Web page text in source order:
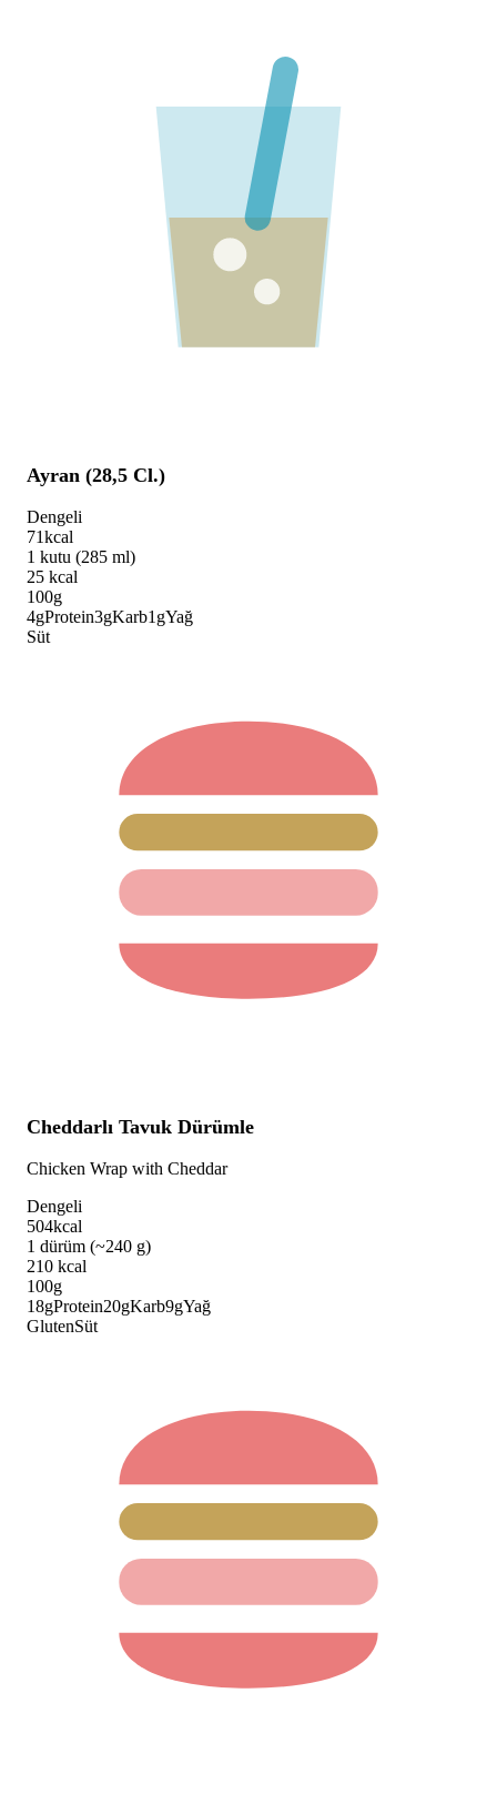
Ayran (28,5 Cl.)
Dengeli
71kcal
1 kutu (285 ml)
25 kcal
100g
4gProtein3gKarb1 gYağ
Süt
Cheddarlı Tavuk Dürümle
Chicken Wrap with Cheddar
Dengeli
504kcal
1 dürüm (~240 g)
210 kcal
100g
18gProtein20gKarb9gYağ
GlutenSüt